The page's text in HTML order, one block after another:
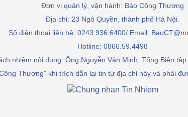
Đơn vị quản lý, vận hành: Báo Công Thương
Địa chỉ: 23 Ngô Quyền, thành phố Hà Nội.
Số điện thoại liên hệ: 0243.936.6400/ Email:
Hotline: 0866.59.4498
nhiệm nội dung: Ông Nguyễn Văn Minh, Tổng Biên
Thương” khi trích dẫn lại tin từ địa chỉ này và phải